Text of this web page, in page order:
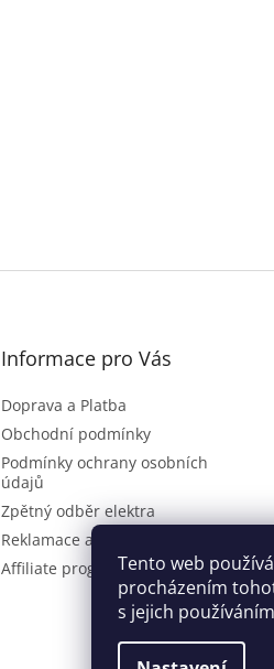
Tento web
procházením
s jejich
Informace pro Vás
Doprava a Platba
Obchodní podmínky
Podmínky ochrany osobních
údajů
Zpětný odběr elektra
Reklamace a vrácení zboží
Affiliate program